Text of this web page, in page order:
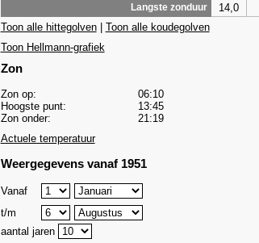
Langste zonduur 14,0
Toon alle hittegolven| Toon alle koudegolven
Toon Hellmann-grafiek
Zon
Zon op:
06:10
Hoogste punt:
13:45
Zon onder:
21:19
Actuele temperatuur
Weergegevens vanaf 1951
Vanaf
t/m
aantal jaren